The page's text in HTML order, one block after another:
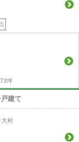
坪
建て
大村